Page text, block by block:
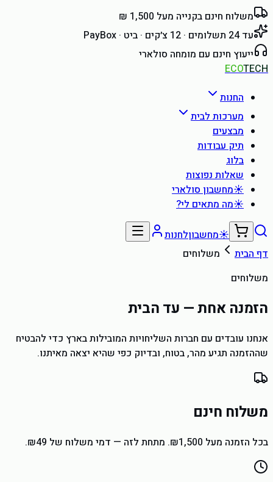
משלוח חינם בקנייה מעל 1,500 ₪
עד 24 תשלומים · 12 צ׳קים · ביט · PayBox
ייעוץ חינם עם מומחה סולארי
ECOTECH
החנות
מערכות לבית
מבצעים
תיק עבודות
בלוג
שאלות נפוצות
☀מחשבון סולארי
☀מה מתאים לי?
☀מחשבוןלחנות
דף הבית
משלוחים
משלוחים
הזמנה אחת — עד הבית
אנחנו עובדים עם חברות השליחויות המובילות בארץ כדי להבטיח
שההזמנה תגיע מהר, בטוח, ובדיוק כפי שהיא יצאה מאיתנו.
משלוח חינם
בכל הזמנה מעל ₪1,500. מתחת לזה — דמי משלוח של ₪49.